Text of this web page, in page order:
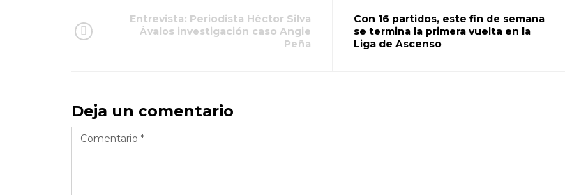
Entrevista: Periodista Héctor Silva
Ávalos investigación caso Angie
Peña
Con 16 partidos, este fin de semana
se termina la primera vuelta en la
Liga de Ascenso
Deja un comentario